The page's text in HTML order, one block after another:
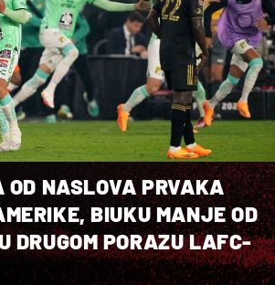
OD NASLOVA PRVAKA
BIUKU MANJE OD
DRUGOM PORAZU LAFC-